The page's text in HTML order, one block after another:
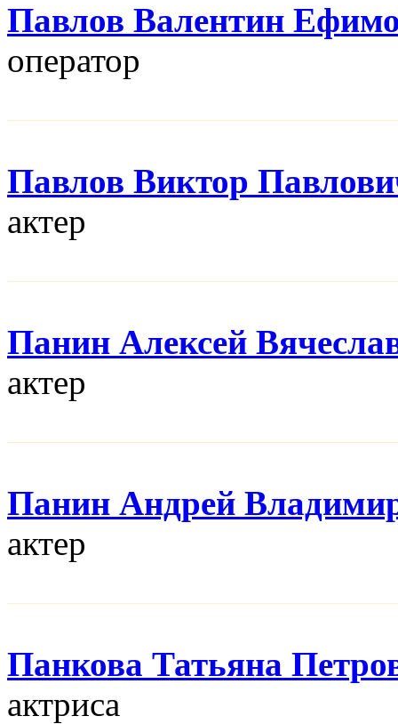
Павлов Валентин
оператор
Павлов Виктор
актер
Панин Алексей
актер
Панин Андрей
актер
Панкова Татьяна
актриса